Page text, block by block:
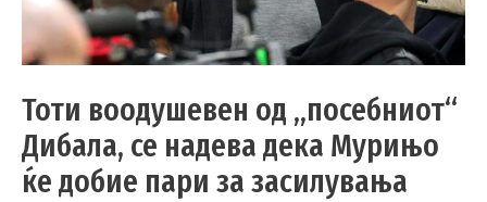
Тоти воодушевен од „посебниот“
Дибала, се надева дека Мурињо
ќе добие пари за засилувања